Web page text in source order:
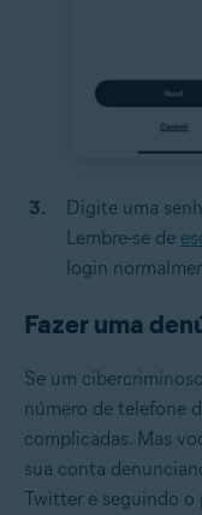
Digite uma
Lembre-se de
login
Fazer uma
Se um
número de telefone
complicadas. Mas
sua conta
Twitter e seguindo o